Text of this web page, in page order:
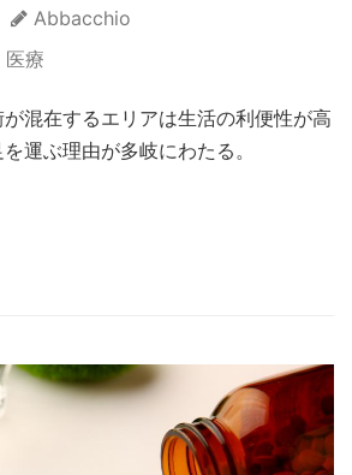
Abbacchio
医療
混在するエリアは生活の利便性が高
運ぶ理由が多岐にわたる。